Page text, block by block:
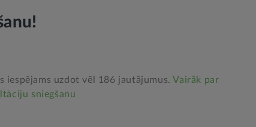
iespējams uzdot vēl 186 jautājumus.Vairāk par
sniegšanu